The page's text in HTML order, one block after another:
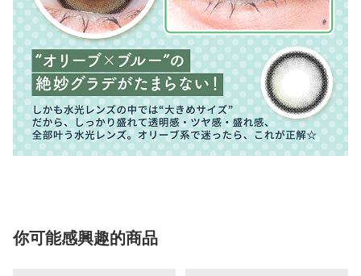
你可能感興趣的商品